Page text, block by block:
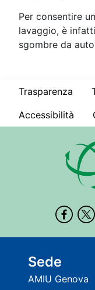
Per consentire
lavaggio, è
sgombre da
Trasparenza
Accessibilità
Sede
AMIU Genova